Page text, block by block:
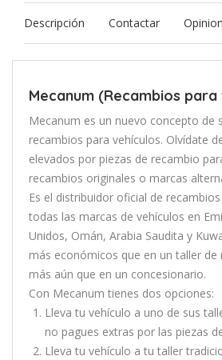
Descripción Contactar
Mecanum (Recambios
Mecanum es un nuevo concepto de
recambios para vehículos. Olvídate
elevados por piezas de recambio
recambios originales o marcas
Es el distribuidor oficial de
todas las marcas de vehículos en
Unidos, Omán, Arabia Saudita y
más económicos que en un taller de
más aún que en un concesionario.
Con Mecanum tienes dos opciones:
Lleva tu vehículo a uno de sus
no pagues extras por las piezas
Lleva tu vehículo a tu taller